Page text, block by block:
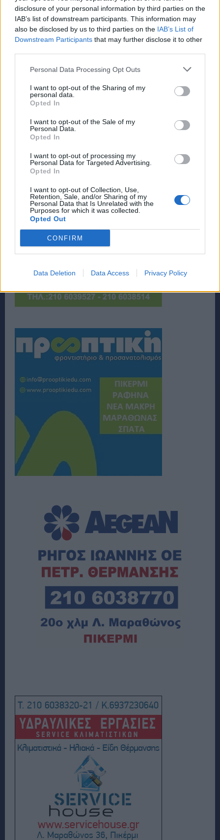
disclosure of your personal information by third parties on the
IAB’s list of downstream participants. This information may
also be disclosed by us to third parties on the IAB’s List of
Downstream Participants that may further disclose it to other
Personal Data Processing Opt Outs
I want to opt-out of the Sharing of my
personal data.
Opted In
I want to opt-out of the Sale of my
Personal Data.
Opted In
I want to opt-out of processing my
Personal Data for Targeted Advertising.
Opted In
I want to opt-out of Collection, Use,
Retention, Sale, and/or Sharing of my
Personal Data that Is Unrelated with the
Purposes for which it was collected.
Opted Out
CONFIRM
Data Deletion Data Access Privacy Policy